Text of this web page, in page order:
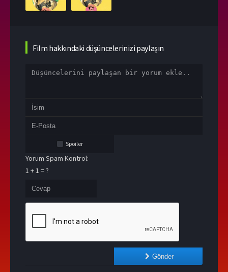
Film hakkındaki düşüncelerinizi paylaşın
Spoiler
Yorum Spam Kontrol:
1 + 1 = ?
Gönder